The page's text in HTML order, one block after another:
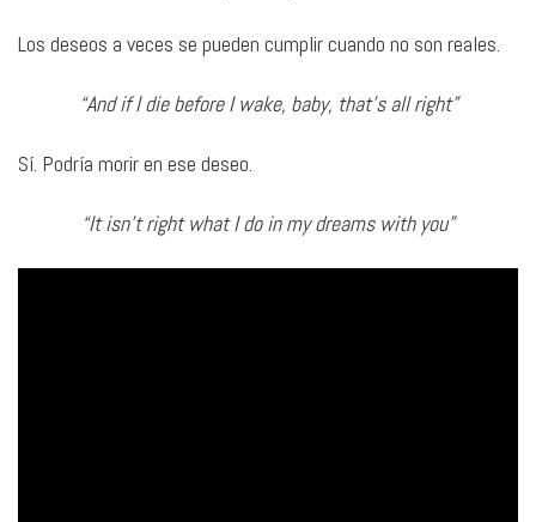
Los deseos a veces se pueden cumplir cuando no son reales.
“And if I die before I wake, baby, that’s all right”
Sí. Podría morir en ese deseo.
“It isn’t right what I do in my dreams with you”